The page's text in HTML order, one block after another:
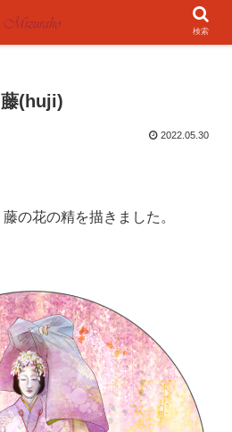
藤(huji)
2022.05.30
藤の花の精を描きました。
検索